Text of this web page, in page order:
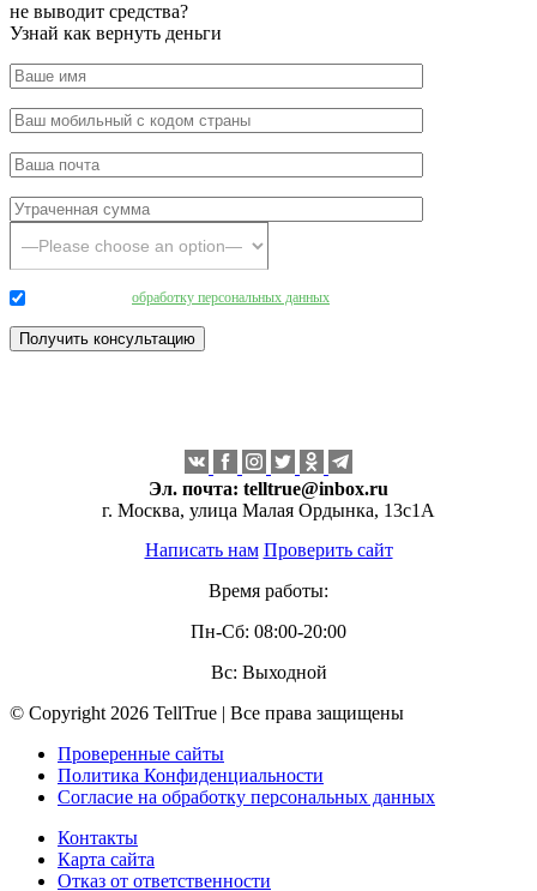
не выводит средства?
Узнай как вернуть деньги
обработку персональных данных
Эл. почта: telltrue@inbox.ru
г. Москва, улица Малая Ордынка, 13с1А
Написать нам Проверить сайт
Время работы:
Пн-Сб: 08:00-20:00
Вс: Выходной
© Copyright 2026 TellTrue | Все права защищены
Проверенные сайты
Политика Конфиденциальности
Согласие на обработку персональных данных
Контакты
Карта сайта
Отказ от ответственности